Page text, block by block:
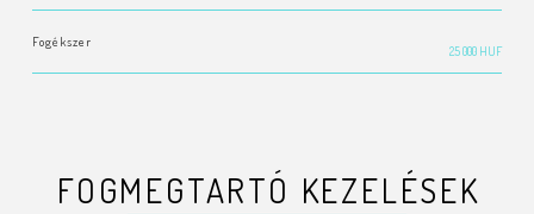
Fogékszer
25 000 HUF
FOGMEGTARTÓ KEZELÉSEK